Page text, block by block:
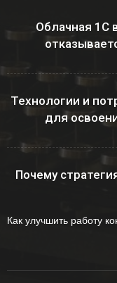
Облачная 1С
Технологии и
для
Почему
Как улучшить работу